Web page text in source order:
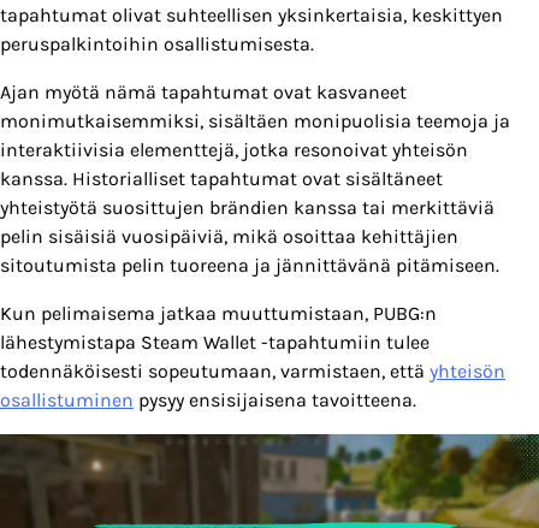
tapahtumat olivat suhteellisen yksinkertaisia, keskittyen
peruspalkintoihin osallistumisesta.
Ajan myötä nämä tapahtumat ovat kasvaneet
monimutkaisemmiksi, sisältäen monipuolisia teemoja ja
interaktiivisia elementtejä, jotka resonoivat yhteisön
kanssa. Historialliset tapahtumat ovat sisältäneet
yhteistyötä suosittujen brändien kanssa tai merkittäviä
pelin sisäisiä vuosipäiviä, mikä osoittaa kehittäjien
sitoutumista pelin tuoreena ja jännittävänä pitämiseen.
Kun pelimaisema jatkaa muuttumistaan, PUBG:n
lähestymistapa Steam Wallet -tapahtumiin tulee
todennäköisesti sopeutumaan, varmistaen, että yhteisön
osallistuminen pysyy ensisijaisena tavoitteena.